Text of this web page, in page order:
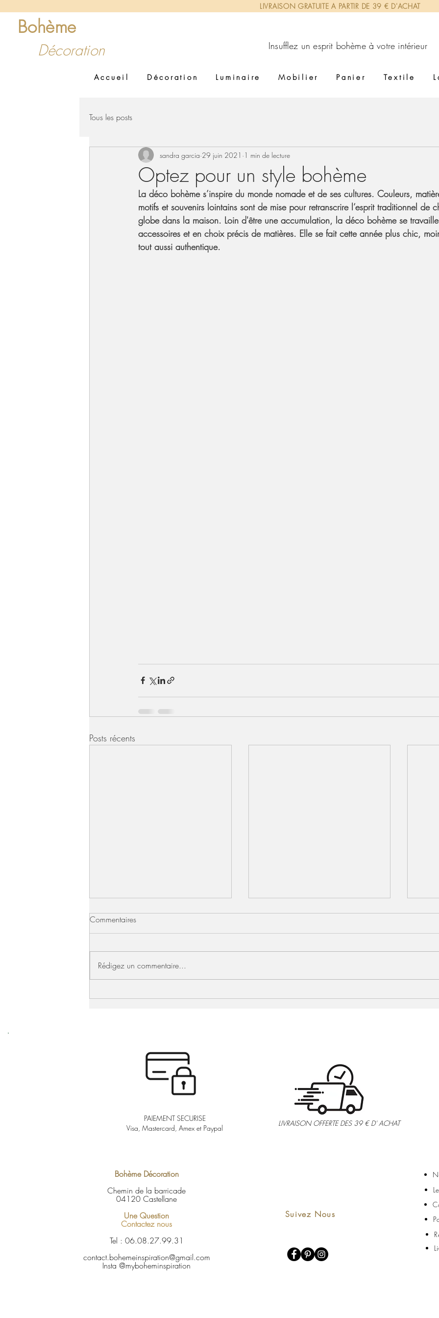
LIVRAISON GRATUITE A PARTIR DE 39 € D'ACHAT
Bohème
Décoration Insufflez un esprit bohème à votre intérieur
Accueil Décoration Luminaire Mobilier Panier Textile
Tous les posts
Optez pour un style bohème
sandra garcia 29 juin 2021 1 min de lecture
La déco bohème s’inspire du monde nomade et de ses cultures. Couleurs,
motifs et souvenirs lointains sont de mise pour retranscrire l’esprit traditionnel de
globe dans la maison. Loin d'être une accumulation, la déco bohème se
accessoires et en choix précis de matières. Elle se fait cette année plus chic,
tout aussi authentique.
Posts récents
Commentaires
Rédigez un commentaire...
PAIEMENT SECURISE
Visa, Mastercard, Amex et Paypal
LIVRAISON OFFERTE DES 39 € D' ACHAT
Bohème Décoration
Chemin de la barricade
04120 Castellane
Une Question
Contactez nous
Tel : 06.08.27.99.31
contact.bohemeinspiration@gmail.com
Insta @myboheminspiration
Suivez Nous